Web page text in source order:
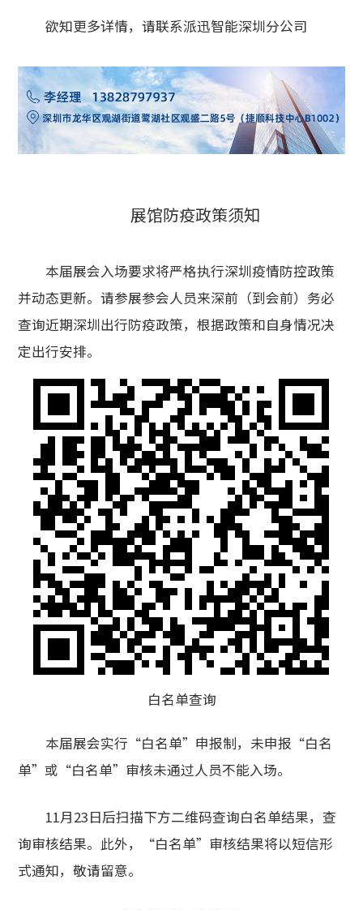
欲知更多详情，请联系派迅智能深圳分公司
展馆防疫政策须知
本届展会入场要求将严格执行深圳疫情防控政策
并动态更新。请参展参会人员来深前（到会前）务必
查询近期深圳出行防疫政策，根据政策和自身情况决
定出行安排。
白名单查询
本届展会实行“白名单”申报制，未申报“白名
单”或“白名单”审核未通过人员不能入场。
11月23日后扫描下方二维码查询白名单结果，查
询审核结果。此外，“白名单”审核结果将以短信形
式通知，敬请留意。